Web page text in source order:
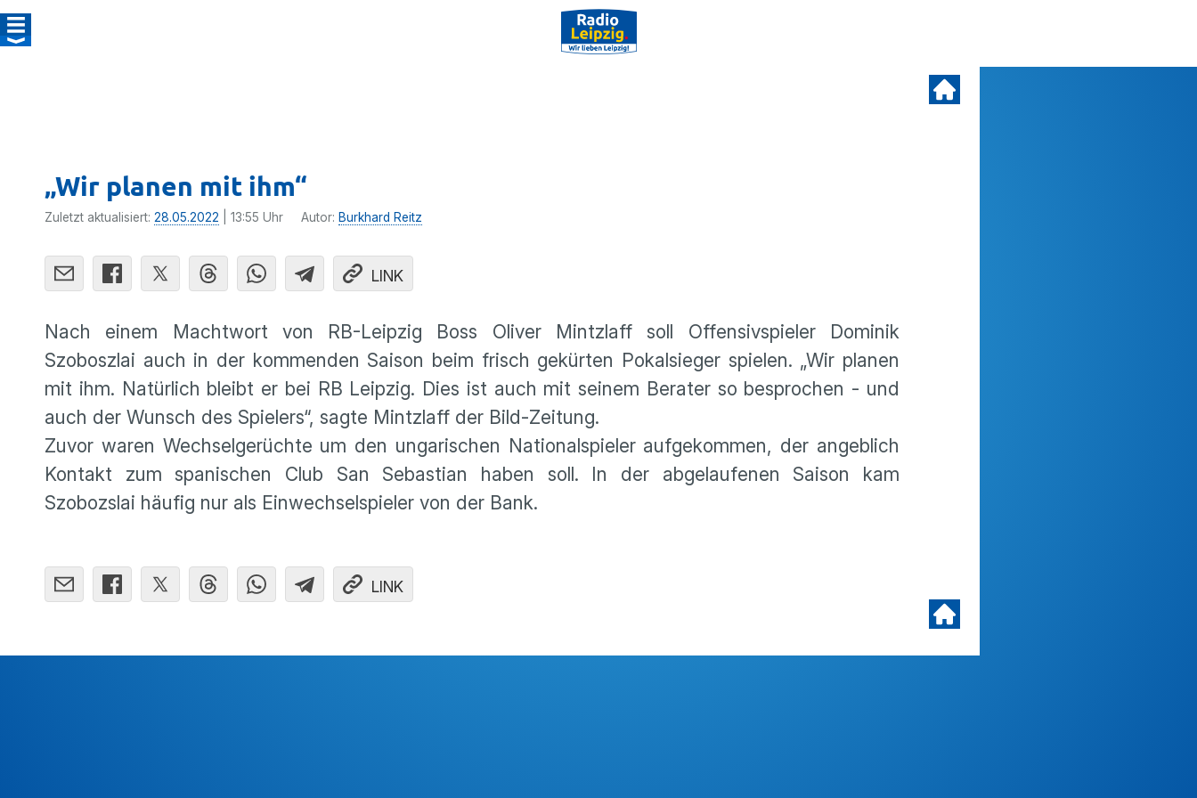
„Wir planen mit ihm“
Zuletzt aktualisiert: 28.05.2022 | 13:55 Uhr Autor: Burkhard Reitz
LINK
Nach einem Machtwort von RB-Leipzig Boss Oliver Mintzlaff soll Offensivspieler Dominik
Szoboszlai auch in der kommenden Saison beim frisch gekürten Pokalsieger spielen. „Wir planen
mit ihm. Natürlich bleibt er bei RB Leipzig. Dies ist auch mit seinem Berater so besprochen - und
auch der Wunsch des Spielers“, sagte Mintzlaff der Bild-Zeitung.
Zuvor waren Wechselgerüchte um den ungarischen Nationalspieler aufgekommen, der angeblich
Kontakt zum spanischen Club San Sebastian haben soll. In der abgelaufenen Saison kam
Szobozslai häufig nur als Einwechselspieler von der Bank.
LINK